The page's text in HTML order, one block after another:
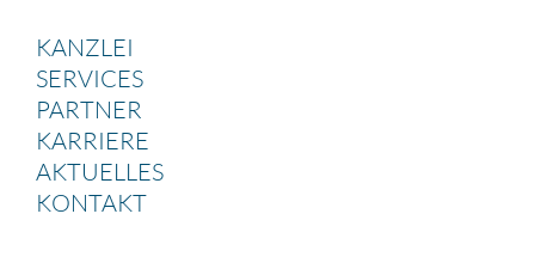
KANZLEI
SERVICES
PARTNER
KARRIERE
AKTUELLES
KONTAKT